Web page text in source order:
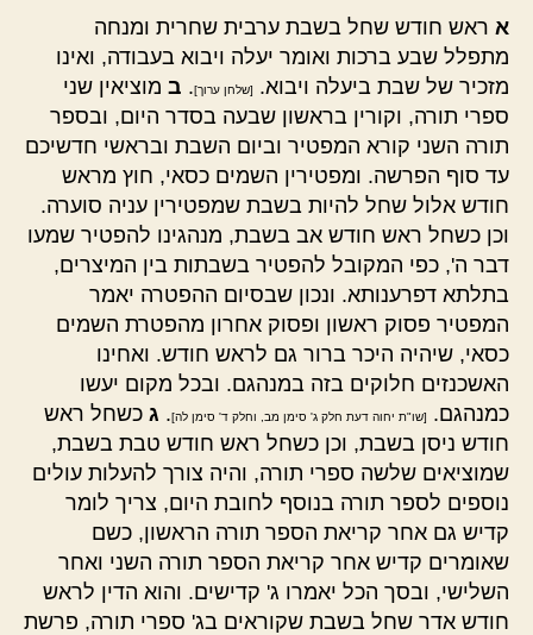
א ראש חודש שחל בשבת ערבית שחרית ומנחה
מתפלל שבע ברכות ואומר יעלה ויבוא בעבודה, ואינו
מזכיר של שבת ביעלה ויבוא.
[שלחן ערוך]. ב מוציאין שני
ספרי תורה, וקורין בראשון שבעה בסדר היום, ובספר
תורה השני קורא המפטיר וביום השבת ובראשי חדשיכם
עד סוף הפרשה. ומפטירין השמים כסאי, חוץ מראש
חודש אלול שחל להיות בשבת שמפטירין עניה סוערה.
וכן כשחל ראש חודש אב בשבת, מנהגינו להפטיר שמעו
דבר ה', כפי המקובל להפטיר בשבתות בין המיצרים,
בתלתא דפרענותא. ונכון שבסיום ההפטרה יאמר
המפטיר פסוק ראשון ופסוק אחרון מהפטרת השמים
כסאי, שיהיה היכר ברור גם לראש חודש. ואחינו
האשכנזים חלוקים בזה במנהגם. ובכל מקום יעשו
כמנהגם.
[שו"ת יחוה דעת חלק ג' סימן מב, וחלק ד' סימן לה]. ג כשחל ראש
חודש ניסן בשבת, וכן כשחל ראש חודש טבת בשבת,
שמוציאים שלשה ספרי תורה, והיה צורך להעלות עולים
נוספים לספר תורה בנוסף לחובת היום, צריך לומר
קדיש גם אחר קריאת הספר תורה הראשון, כשם
שאומרים קדיש אחר קריאת הספר תורה השני ואחר
השלישי, ובסך הכל יאמרו ג' קדישים. והוא הדין לראש
חודש אדר שחל בשבת שקוראים בג' ספרי תורה, פרשת